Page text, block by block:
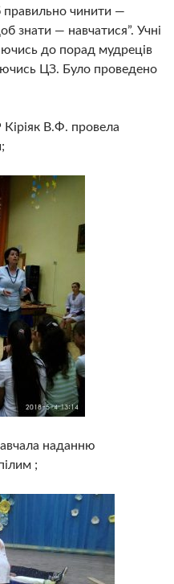
чинити —
знати — навчатися”. Учні
до порад мудреців
ЦЗ. Було проведено
В.Ф. провела
наданню
;